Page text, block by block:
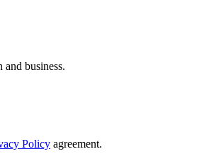
and business.
Policy agreement.